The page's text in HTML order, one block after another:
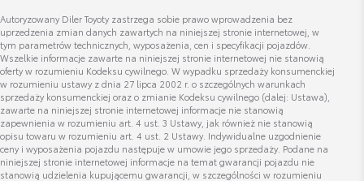
Bagażnik rowerowy na hak VeloCompact -
3 rowery
Cena brutto
3 287,38 zł Zobacz szczegóły
Dywaniki tekstylne (czarne)
Cena brutto
876,13 zł Zobacz szczegóły
Wyświetl numer
sebastian.switek@toyotamarki.com.pl
Paulina Cygan
Autoryzowany Diler Toyoty zastrzega sobie prawo wprowadzenia bez
uprzedzenia zmian danych zawartych na niniejszej stronie internetowej, w
tym parametrów technicznych, wyposażenia, cen i specyfikacji pojazdów.
Wszelkie informacje zawarte na niniejszej stronie internetowej nie stanowią
oferty w rozumieniu Kodeksu cywilnego. W wypadku sprzedaży konsumenckiej
w rozumieniu ustawy z dnia 27 lipca 2002 r. o szczególnych warunkach
sprzedaży konsumenckiej oraz o zmianie Kodeksu cywilnego (dalej: Ustawa),
zawarte na niniejszej stronie internetowej informacje nie stanowią
zapewnienia w rozumieniu art. 4 ust. 3 Ustawy, jak również nie stanowią
opisu towaru w rozumieniu art. 4 ust. 2 Ustawy. Indywidualne uzgodnienie
ceny i wyposażenia pojazdu następuje w umowie jego sprzedaży. Podane na
niniejszej stronie internetowej informacje na temat gwarancji pojazdu nie
stanowią udzielenia kupującemu gwarancji, w szczególności w rozumieniu